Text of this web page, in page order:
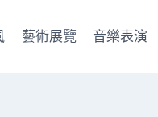
藝術展覽 音樂表演